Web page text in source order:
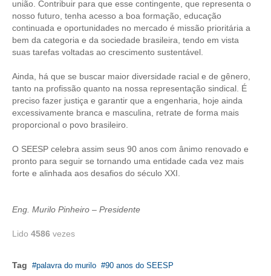
CONTATO
CURSOS
ENGENHEIRO EMPREENDEDOR
SEESP EDUCAÇÃO
PLATAFORMAS GRATUITAS
BENEFÍCIOS
APOSENTADORIA
CONSÓRCIOS
união. Contribuir para que esse contingente, que representa o
nosso futuro, tenha acesso a boa formação, educação
continuada e oportunidades no mercado é missão prioritária a
bem da categoria e da sociedade brasileira, tendo em vista
suas tarefas voltadas ao crescimento sustentável.
Ainda, há que se buscar maior diversidade racial e de gênero,
tanto na profissão quanto na nossa representação sindical. É
preciso fazer justiça e garantir que a engenharia, hoje ainda
excessivamente branca e masculina, retrate de forma mais
proporcional o povo brasileiro.
O SEESP celebra assim seus 90 anos com ânimo renovado e
pronto para seguir se tornando uma entidade cada vez mais
forte e alinhada aos desafios do século XXI.
Eng. Murilo Pinheiro – Presidente
Lido 4586 vezes
Tag palavra do murilo 90 anos do SEESP